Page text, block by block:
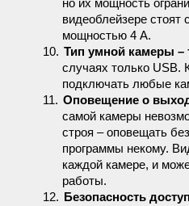
но их мощность
видеоблейзере
мощностью 4 А.
10. Тип умной камеры –
случаях только USB.
подключать любые
11. Оповещение о
самой камеры
строя – оповещать
программы некому.
каждой камере, и
работы.
12.
Безопасность